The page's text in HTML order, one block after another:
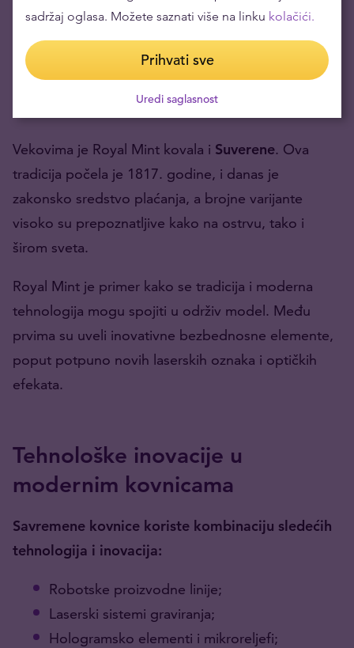
od 30 drugih zemalja.
Ova kovnica je poznata po svojoj investicionoj seriji
Britannia, koja se često smatra jednim od
Vekovima je Royal Mint kovala i Suverene. Ova
tradicija počela je 1817. godine, i danas je
zakonsko sredstvo plaćanja, a brojne varijante
visoko su prepoznatljive kako na ostrvu, tako i
širom sveta.
Royal Mint je primer kako se tradicija i moderna
tehnologija mogu spojiti u održiv model. Među
prvima su uveli inovativne bezbednosne elemente,
poput potpuno novih laserskih oznaka i optičkih
efekata.
Tehnološke inovacije u
modernim kovnicama
Savremene kovnice koriste kombinaciju sledećih
tehnologija i inovacija:
Robotske proizvodne linije;
Laserski sistemi graviranja;
Hologramsko elementi i mikroreljefi;
sadržaj oglasa. Možete saznati više na linku kolačići.
Prihvati sve
Uredi saglasnost